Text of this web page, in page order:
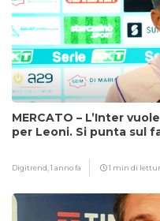
MERCATO – L’Inter
per Leoni. Si punta sul
Digitrend,1 anno fa 1 min di